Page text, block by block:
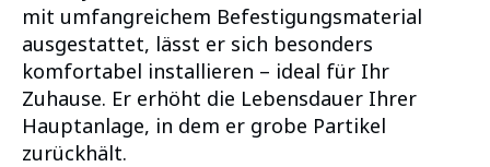
mit umfangreichem Befestigungsmaterial
ausgestattet, lässt er sich besonders
komfortabel installieren – ideal für Ihr
Zuhause. Er erhöht die Lebensdauer Ihrer
Hauptanlage, in dem er grobe Partikel
zurückhält.